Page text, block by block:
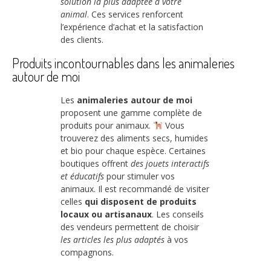
animal. Ces services renforcent
l’expérience d’achat et la satisfaction
des clients.
Produits incontournables dans les animaleries
autour de moi
Les animaleries autour de moi
proposent une gamme complète de
produits pour animaux.
Vous
trouverez des aliments secs, humides
et bio pour chaque espèce. Certaines
boutiques offrent des jouets interactifs
et éducatifs pour stimuler vos
animaux. Il est recommandé de visiter
celles qui disposent de produits
locaux ou artisanaux. Les conseils
des vendeurs permettent de choisir
les articles les plus adaptés à vos
compagnons.